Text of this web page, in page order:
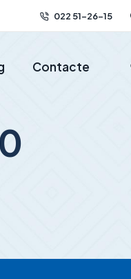
022 51-26-15
Contacte